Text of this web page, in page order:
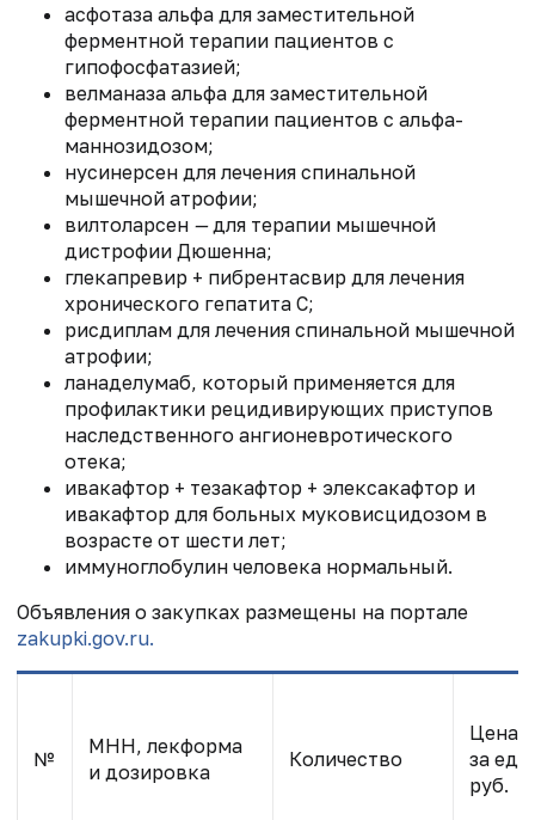
асфотаза альфа для заместительной
ферментной терапии пациентов с
гипофосфатазией;
велманаза альфа для заместительной
ферментной терапии пациентов с альфа-
маннозидозом;
нусинерсен для лечения спинальной
мышечной атрофии;
вилтоларсен —для терапии мышечной
дистрофии Дюшенна;
глекапревир + пибрентасвир для лечения
хронического гепатита С;
рисдиплам для лечения спинальной мышечной
атрофии;
ланаделумаб, который применяется для
профилактики рецидивирующих приступов
наследственного ангионевротического
отека;
ивакафтор + тезакафтор + элексакафтор и
ивакафтор для больных муковисцидозом в
возрасте от шести лет;
иммуноглобулин человека нормальный.
Объявления о закупках размещены на портале
zakupki.gov.ru.
№
МНН, лекформа
и дозировка
Количество
Цена
за ед.,
руб.